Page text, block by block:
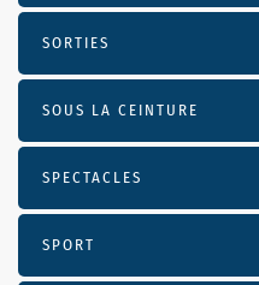
SORTIES
SOUS LA CEINTURE
SPECTACLES
SPORT